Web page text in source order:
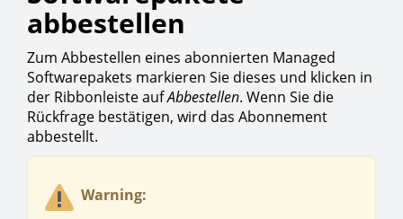
abbestellen
Zum Abbestellen eines abonnierten Managed
Softwarepakets markieren Sie dieses und klicken in
der Ribbonleiste aufAbbestellen. Wenn Sie die
Rückfrage bestätigen, wird das Abonnement
abbestellt.
Warning: